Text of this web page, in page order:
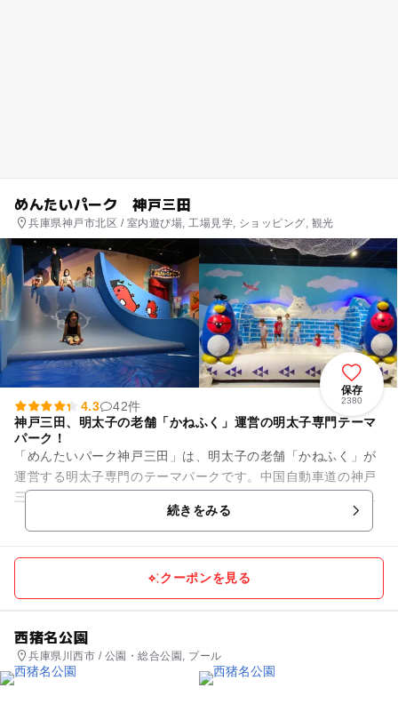
めんたいパーク 神戸三田
兵庫県神戸市北区 / 室内遊び場, 工場見学, ショッピング, 観光
保存
2380
4.3
42件
神戸三田、明太子の老舗「かねふく」運営の明太子専門テーマ
パーク！
「めんたいパーク神戸三田」は、明太子の老舗「かねふく」が
運営する明太子専門のテーマパークです。中国自動車道の神戸
三田ICすぐに位置しており、インターからのアクセスは抜群で
すので、周辺にお住いの方...続きをみる
クーポンを見る
西猪名公園
兵庫県川西市 / 公園・総合公園, プール